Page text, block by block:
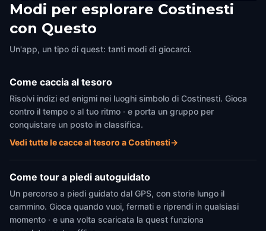
Politia Costinesti
Costinesti , Romania
Obelisc
Modi per esplorare Costinesti
con Questo
Un'app, un tipo di quest: tanti modi di giocarci.
Come caccia al tesoro
Risolvi indizi ed enigmi nei luoghi simbolo di Costinesti. Gioca
contro il tempo o al tuo ritmo · e porta un gruppo per
conquistare un posto in classifica.
Vedi tutte le cacce al tesoro a Costinesti→
Come tour a piedi autoguidato
Un percorso a piedi guidato dal GPS, con storie lungo il
cammino. Gioca quando vuoi, fermati e riprendi in qualsiasi
momento · e una volta scaricata la quest funziona